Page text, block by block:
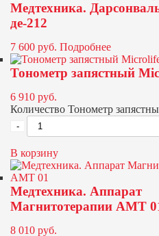
Медтехника.
де-212
7 600 руб. Подробнее
Тонометр запястный
6 910 руб.
Количество Тонометр
В корзину
Медтехника. Аппарат
Магнитотерапии АМТ
8 010 руб.